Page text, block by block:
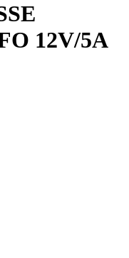
12V/5A